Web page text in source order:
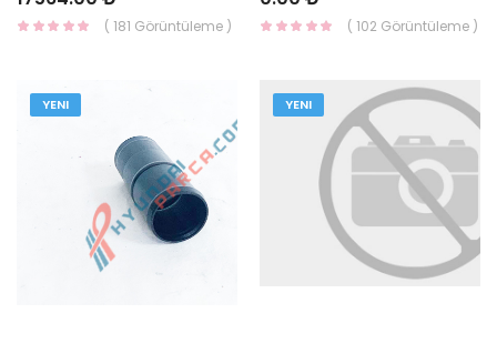
( 181 Görüntüleme ) ( 102 Görüntüleme )
YENI YENI